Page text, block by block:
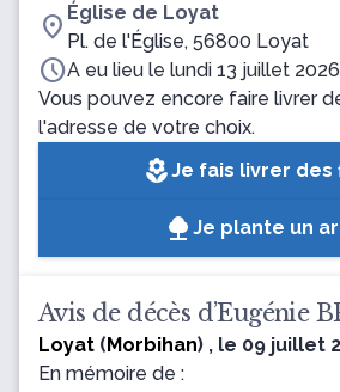
location_on Église de Loyat
Pl. de l'Église, 56800 Loyat
scheduleA eu lieu le lundi 13 juillet
Vous pouvez encore faire livrer
l'adresse de votre choix.
local_floristJe fais livrer des
Je plante un
Avis de décès d’Eugénie
Loyat (Morbihan) , le 09 juillet
En mémoire de :